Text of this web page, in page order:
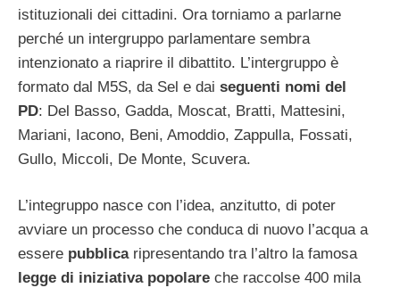
istituzionali dei cittadini. Ora torniamo a parlarne
perché un intergruppo parlamentare sembra
intenzionato a riaprire il dibattito. L’intergruppo è
formato dal M5S, da Sel e dai seguenti nomi del
PD: Del Basso, Gadda, Moscat, Bratti, Mattesini,
Mariani, Iacono, Beni, Amoddio, Zappulla, Fossati,
Gullo, Miccoli, De Monte, Scuvera.
L’integruppo nasce con l’idea, anzitutto, di poter
avviare un processo che conduca di nuovo l’acqua a
essere pubblicaripresentando tra l’altro la famosa
legge di iniziativa popolare che raccolse 400 mila